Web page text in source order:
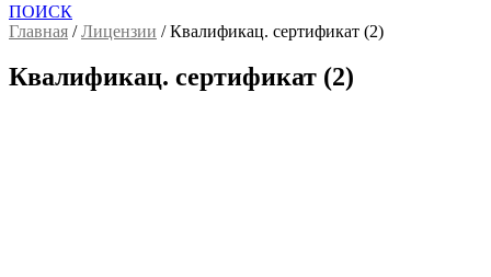
ПОИСК
Главная /Лицензии /Квалификац. сертификат (2)
Квалификац. сертификат (2)